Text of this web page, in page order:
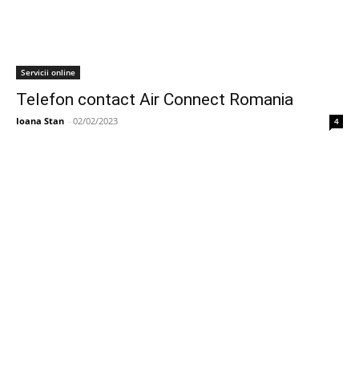
Servicii online
Telefon contact Air Connect Romania
Ioana Stan - 02/02/2023 4